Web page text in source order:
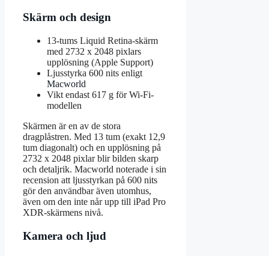
Skärm och design
13-tums Liquid Retina-skärm
med 2732 x 2048 pixlars
upplösning (Apple Support)
Ljusstyrka 600 nits enligt
Macworld
Vikt endast 617 g för Wi-Fi-
modellen
Skärmen är en av de stora
dragplåstren. Med 13 tum (exakt 12,9
tum diagonalt) och en upplösning på
2732 x 2048 pixlar blir bilden skarp
och detaljrik. Macworld noterade i sin
recension att ljusstyrkan på 600 nits
gör den användbar även utomhus,
även om den inte når upp till iPad Pro
XDR-skärmens nivå.
Kamera och ljud